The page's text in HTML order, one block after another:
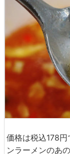
価格は税込178
ンラーメンのあ